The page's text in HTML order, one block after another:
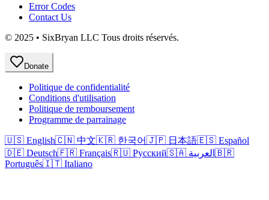
Error Codes
Contact Us
© 2025 • SixBryan LLC Tous droits réservés.
Donate
Politique de confidentialité
Conditions d'utilisation
Politique de remboursement
Programme de parrainage
🇺🇸 English🇨🇳 中文🇰🇷 한국어🇯🇵 日本語🇪🇸 Español
🇩🇪 Deutsch🇫🇷 Français🇷🇺 Русский 🇸🇦 العربية 🇧🇷
Português🇮🇹 Italiano